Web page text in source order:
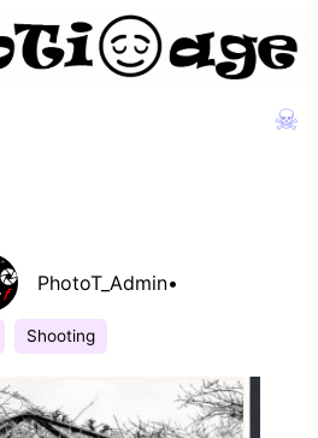
☠
PhotoT_Admin•
Shooting